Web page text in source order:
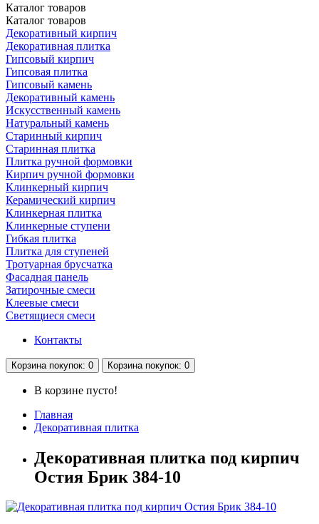
Каталог товаров
Каталог товаров
Декоративный кирпич
Декоративная плитка
Гипсовый кирпич
Гипсовая плитка
Гипсовый камень
Декоративный камень
Искусственный камень
Натуральный камень
Старинный кирпич
Старинная плитка
Плитка ручной формовки
Кирпич ручной формовки
Клинкерный кирпич
Керамический кирпич
Клинкерная плитка
Клинкерные ступени
Гибкая плитка
Плитка для ступеней
Тротуарная брусчатка
Фасадная панель
Затирочные смеси
Клеевые смеси
Светящиеся смеси
Контакты
Корзина покупок: 0 Корзина покупок: 0
В корзине пусто!
Главная
Декоративная плитка
Декоративная плитка под кирпич
Остия Брик 384-10